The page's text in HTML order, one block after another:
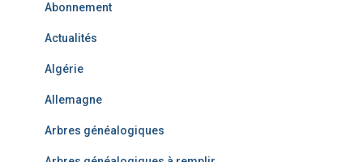
Abonnement
Actualités
Algérie
Allemagne
Arbres généalogiques